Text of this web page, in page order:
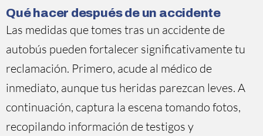
Qué hacer después de un accidente
Las medidas que tomes tras un accidente de
autobús pueden fortalecer significativamente tu
reclamación. Primero, acude al médico de
inmediato, aunque tus heridas parezcan leves. A
continuación, captura la escena tomando fotos,
recopilando información de testigos y